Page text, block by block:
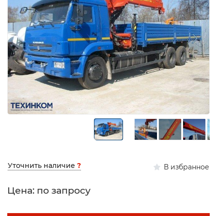
Уточнить наличие ? В избранное
Цена: по запросу